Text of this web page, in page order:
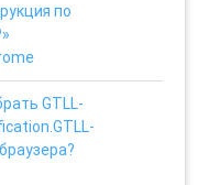
по
GTLL-